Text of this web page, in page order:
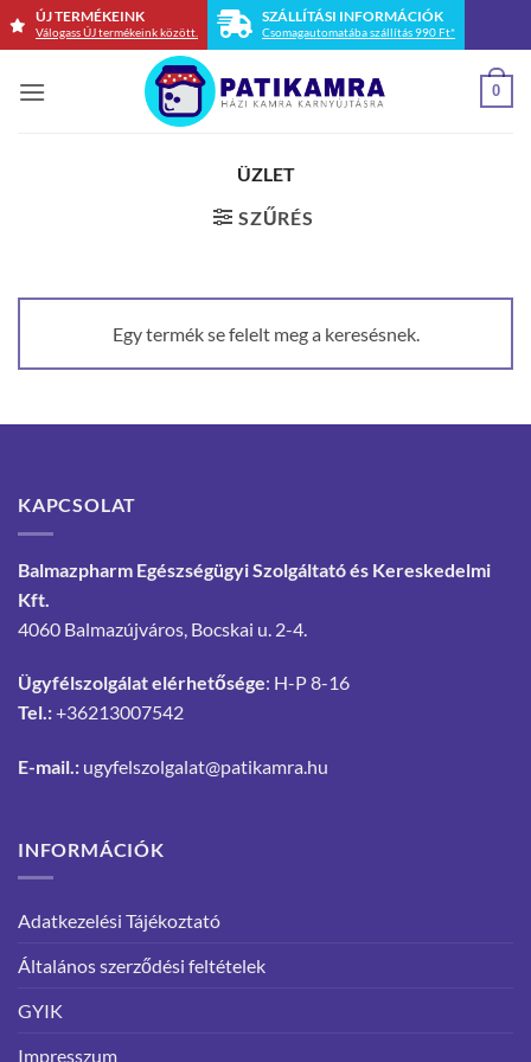
Skip
ÚJ TERMÉKEINK
Válogass ÚJ termékeink között.
SZÁLLÍTÁSI INFORMÁCIÓK
Csomagautomatába szállítás 990 Ft*
0
ÜZLET
SZŰRÉS
Egy termék se felelt meg a keresésnek.
KAPCSOLAT
Balmazpharm Egészségügyi Szolgáltató és Kereskedelmi
Kft.
4060 Balmazújváros, Bocskai u. 2-4.
Ügyfélszolgálat elérhetősége: H-P 8-16
Tel.:+36213007542
E-mail.: ugyfelszolgalat@patikamra.hu
INFORMÁCIÓK
Adatkezelési Tájékoztató
Általános szerződési feltételek
GYIK
Impresszum